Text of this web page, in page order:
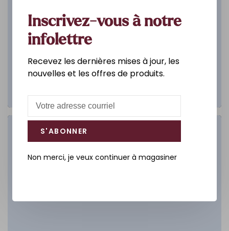
Salle de bain
DÉCOUVREZ
Inscrivez-vous à notre
infolettre
Recevez les dernières mises à jour, les
nouvelles et les offres de produits.
S'ABONNER
Non merci, je veux continuer à magasiner